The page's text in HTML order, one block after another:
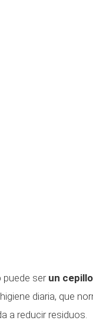
puede serun
diaria, que
a reducir residuos.